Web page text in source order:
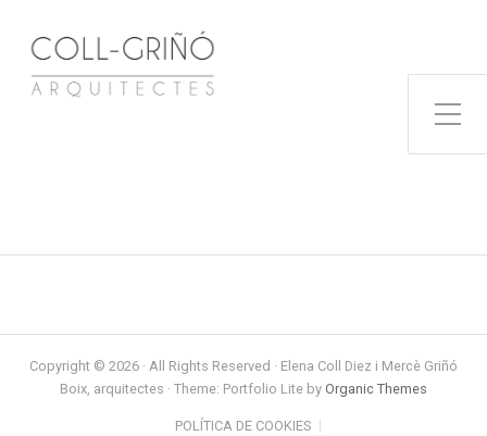
Toggle Side Menu
Copyright © 2026 · All Rights Reserved · Elena Coll Diez i Mercè Griñó
Boix, arquitectes · Theme: Portfolio Lite by Organic Themes
POLÍTICA DE COOKIES